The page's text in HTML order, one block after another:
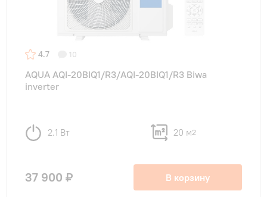
4.7 10
AQUA AQI-20BIQ1/R3/AQI-20BIQ1/R3 Biwa
inverter
2.1 Вт 20 м2
37 900 ₽ В корзину